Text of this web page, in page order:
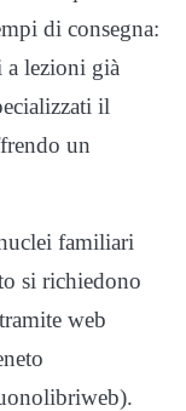
di consegna:
a lezioni già
il
un
familiari
si richiedono
web